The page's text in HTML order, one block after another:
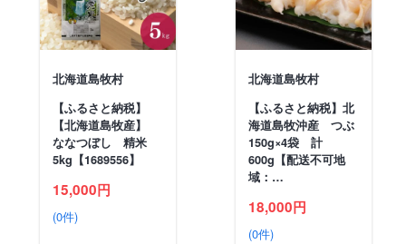
北海道島牧村
【ふるさと納税】
【北海道島牧産】
ななつぼし 精米
5kg【1689556】
15,000円
(0件)
北海道島牧村
【ふるさと納税】北
海道島牧沖産 つぶ
150g×4袋 計
600g【配送不可地
域：…
18,000円
(0件)